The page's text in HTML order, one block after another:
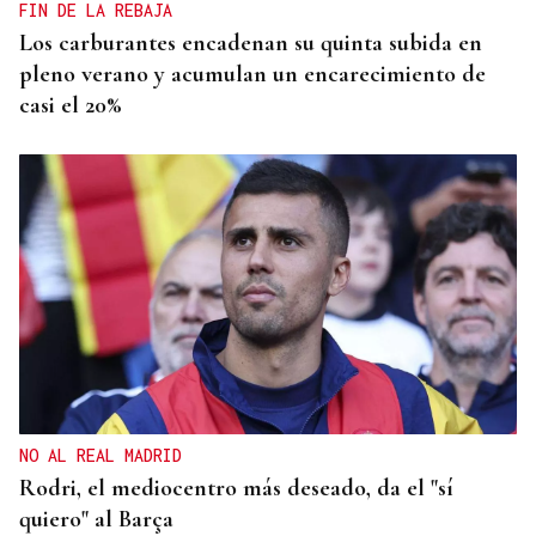
FIN DE LA REBAJA
Los carburantes encadenan su quinta subida en
pleno verano y acumulan un encarecimiento de
casi el 20%
NO AL REAL MADRID
Rodri, el mediocentro más deseado, da el "sí
quiero" al Barça